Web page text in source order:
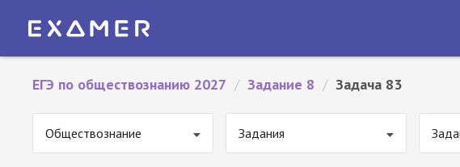
ЕГЭ по обществознанию 2027 / Задание 8 / Задача 83
Обществознание Задания